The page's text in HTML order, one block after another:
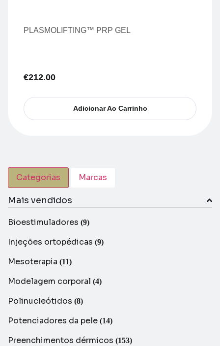
Categorias Marcas
Mais vendidos
Bioestimuladores (9)
Injeções ortopédicas (9)
Mesoterapia (11)
Modelagem corporal (4)
Polinucleótidos (8)
Potenciadores da pele (14)
Preenchimentos dérmicos (153)
PLASMOLIFTING™ PRP GEL
€212.00
Adicionar Ao Carrinho